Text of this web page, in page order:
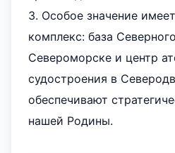
3. Особое значение
комплекс: база
Североморске и центр
судостроения в
обеспечивают
нашей Родины.